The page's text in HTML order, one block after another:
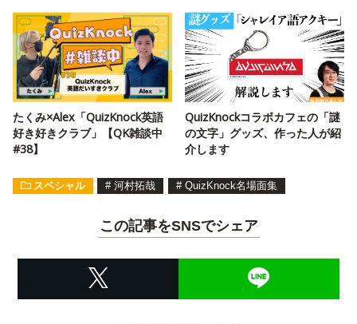
たくみ×Alex「QuizKnock英語
好き好きクラブ」【QK雑談中
#38】
QuizKnockコラボカフェの「謎
の文字」グッズ、作った人が紹
介します
スペシャル # 河村拓哉 # QuizKnock名場面集
この記事をSNSでシェア